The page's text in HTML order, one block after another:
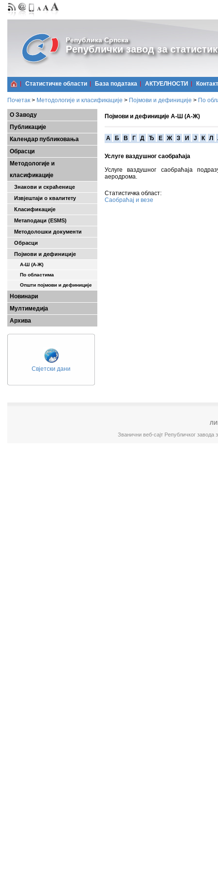
Република Српска
Републички завод за
Статистичке области Базa података АКТУЕЛНОСТИ Контакт
Почетак > Методологије и класификације > Појмови и дефиниције > По
О Заводу
Публикације
Календар публиковања
Обрасци
Методологије и
класификације
Знакови и скраћенице
Извјештаји о квалитету
Класификације
Метаподаци (ESMS)
Методолошки документи
Обрасци
Појмови и дефиниције
А-Ш (A-Ж)
По областима
Општи појмови и дефиниције
Новинари
Мултимедија
Архива
Свјетски дани
Појмови и дефиниције А-Ш (А-Ж)
A Б В Г Д Ђ Е Ж З И Ј К Л
Услуге ваздушног саобраћаја
Услуге ваздушног саобраћаја
аеродрома.
Статистичка област:
Саобраћај и везе
Званични веб-сајт Републичког